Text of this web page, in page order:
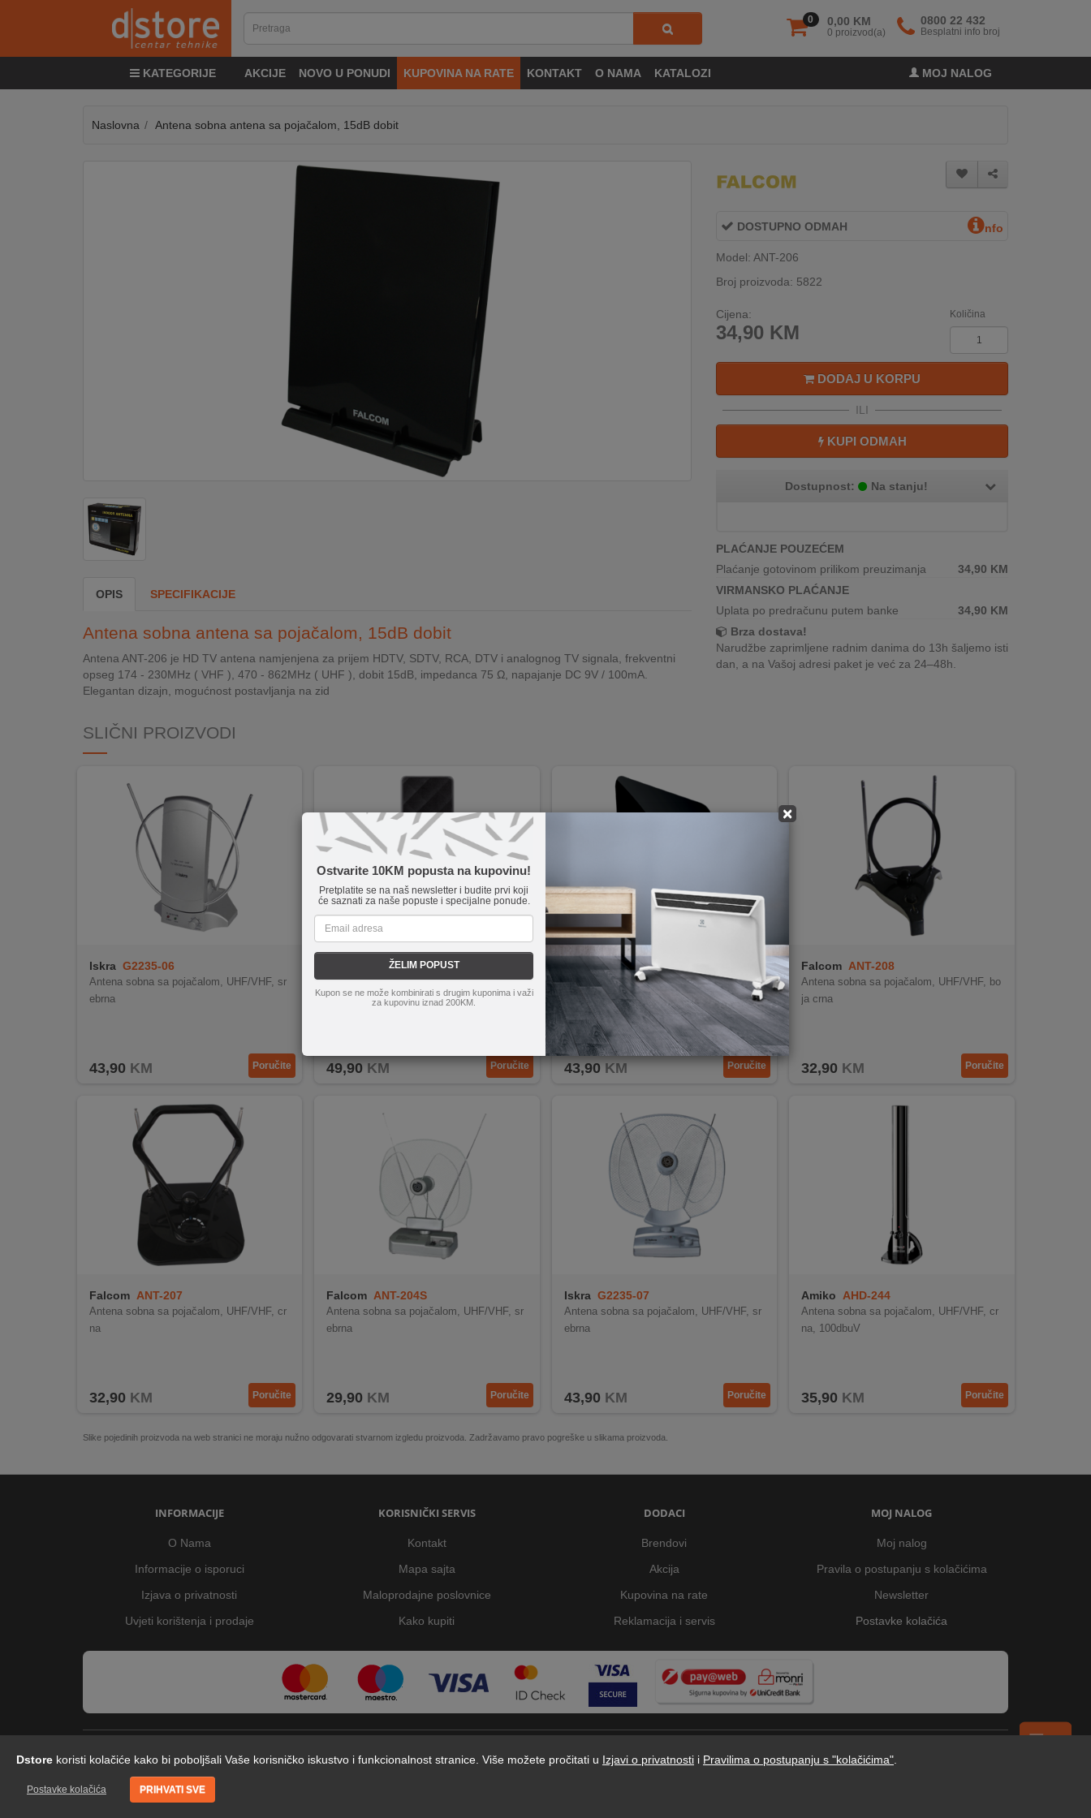
0 0,00 KM
0 proizvod(a)
0800 22 432
Besplatni info broj
KATEGORIJE AKCIJE NOVO U PONUDI KUPOVINA NA RATE KONTAKT O NAMA KATALOZI MOJ NALOG
&
KLIMATIZACIJA
Dstore koristi kolačiće kako bi poboljšali Vaše korisničko iskustvo i funkcionalnost stranice. Više možete pročitati u Izjavi o privatnosti i Pravilima o postupanju s "kolačićima"
Postavke kolačića PRIHVATI SVE
×
Ostvarite 10KM popusta na kupovinu!
Pretplatite se na naš newsletter i budite prvi koji
će saznati za naše popuste i specijalne ponude.
ŽELIM POPUST
Kupon se ne može kombinirati s drugim kuponima i važi
za kupovinu iznad 200KM.
Naslovna Antena sobna antena sa pojačalom, 15dB dobit
OPIS SPECIFIKACIJE
Antena sobna antena sa pojačalom, 15dB dobit
Antena ANT-206 je HD TV antena namjenjena za prijem HDTV, SDTV, RCA, DTV i analognog TV signala, frekventni
opseg 174 - 230MHz ( VHF ), 470 - 862MHz ( UHF ), dobit 15dB, impedanca 75 Ω, napajanje DC 9V / 100mA.
Elegantan dizajn, mogućnost postavljanja na zid
DOSTUPNO ODMAH nfo
Model: ANT-206
Broj proizvoda: 5822
Cijena:
34,90 KM
Količina
DODAJ U KORPU
ILI
KUPI ODMAH
Dostupnost: Na stanju!
PLAĆANJE POUZEĆEM
Plaćanje gotovinom prilikom preuzimanja
34,90 KM
VIRMANSKO PLAĆANJE
Uplata po predračunu putem banke
34,90 KM
Brza dostava!
Narudžbe zaprimljene radnim danima do 13h šaljemo isti
dan, a na Vašoj adresi paket je već za 24–48h.
SLIČNI PROIZVODI
Iskra G2235-06
Antena sobna sa pojačalom, UHF/VHF, sr
ebrna
43,90 KM Poručite
FZ 53
Antena sobna sa pojačalom 53 dB, DVB-
T/T2
49,90 KM Poručite
home FZ 52
Antena sobna sa pojačalom 52 dB, DVB-
43,90KM Poručite
Falcom ANT-208
Antena sobna sa pojačalom, UHF/VHF, bo
ja crna
32,90 KM Poručite
Falcom ANT-207
Antena sobna sa pojačalom, UHF/VHF, cr
na
32,90 KM Poručite
Falcom ANT-204S
Antena sobna sa pojačalom, UHF/VHF, sr
ebrna
29,90 KM Poručite
Iskra G2235-07
Antena sobna sa pojačalom, UHF/VHF, sr
ebrna
43,90 KM Poručite
Amiko AHD-244
Antena sobna sa pojačalom, UHF/VHF, cr
na, 100dbuV
35,90 KM Poručite
Slike pojedinih proizvoda na web stranici ne moraju nužno odgovarati stvarnom izgledu proizvoda. Zadržavamo pravo pogreške u slikama proizvoda.
INFORMACIJE
O Nama
Informacije o isporuci
Izjava o privatnosti
Uvjeti korištenja i prodaje
KORISNIČKI SERVIS
Kontakt
Mapa sajta
Maloprodajne poslovnice
Kako kupiti
DODACI
Brendovi
Akcija
Kupovina na rate
Reklamacija i servis
MOJ NALOG
Moj nalog
Pravila o postupanju s kolačićima
Newsletter
Postavke kolačića